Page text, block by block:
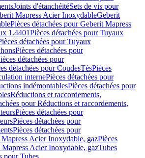
Joints d'étanchéitéSets de vis pour
Mapress Acier InoxydableGeberit
Pièces détachées pour Geberit Mapress
1.4401Pièces détachées pour Tuyaux
détachées pour Tuyaux
Pièces détachées pour
détachées pour
détachées pour CoudesTésPièces
internePièces détachées pour
indémontablesPièces détachées pour
Réductions et raccordements,
pour Réductions et raccordements,
Pièces détachées pour
Pièces détachées pour
Pièces détachées pour
Acier Inoxydable, gazPièces
Mapress Acier Inoxydable, gazTubes
pour Tubes